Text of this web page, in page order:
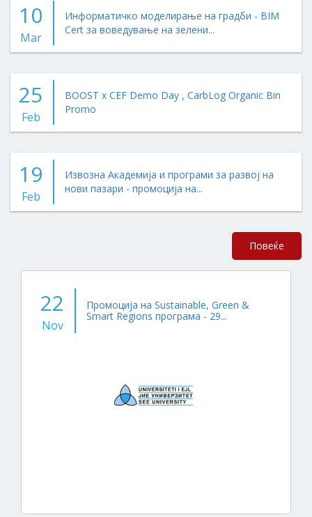
10
Mar
Информатичко моделирање на градби - BIM
Cert за воведување на зелени...
25
Feb
BOOST x CEF Demo Day , CarbLog Organic Bin
Promo
19
Feb
Извозна Академија и програми за развој на
нови пазари - промоција на...
Повеќе
22
Nov
Промоција на Sustainable, Green &
Smart Regions програма - 29...